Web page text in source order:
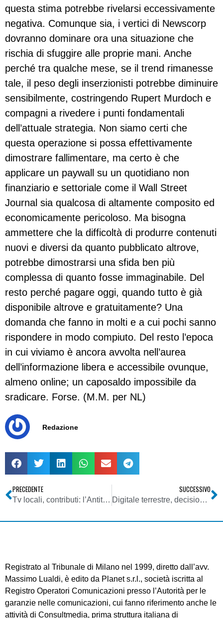
questa stima potrebbe rivelarsi eccessivamente
negativa. Comunque sia, i vertici di Newscorp
dovranno dominare ora una situazione che
rischia di sfuggire alle proprie mani. Anche
perché tra qualche mese, se il trend rimanesse
tale, il peso degli inserzionisti potrebbe diminuire
sensibilmente, costringendo Rupert Murdoch e
compagni a rivedere i punti fondamentali
dell’attuale strategia. Non siamo certi che
questa operazione si possa effettivamente
dimostrare fallimentare, ma certo è che
applicare un paywall su un quotidiano non
finanziario e settoriale come il Wall Street
Journal sia qualcosa di altamente composito ed
economicamente pericoloso. Ma bisogna
ammettere che la difficoltà di produrre contenuti
nuovi e diversi da quanto pubblicato altrove,
potrebbe dimostrarsi una sfida ben più
complessa di quanto fosse immaginabile. Del
resto perché pagare oggi, quando tutto è già
disponibile altrove e gratuitamente? Una
domanda che fanno in molti e a cui pochi sanno
rispondere in modo compiuto. Del resto l’epoca
in cui viviamo è ancora avvolta nell’aurea
dell’informazione libera e accessibile ovunque,
almeno online; un caposaldo impossibile da
sradicare. Forse. (M.M. per NL)
Redazione
PRECEDENTE
Tv locali, contributi: l’Antitrust invita governo e Parlamento a rivedere le modalità di attribuzione
SUCCESSIVO
Digitale terrestre, decisione UE su ingresso anticipato Sky: Mediaset ricorrerà alla CGE
Registrato al Tribunale di Milano nel 1999, diretto dall’avv.
Massimo Lualdi, è edito da Planet s.r.l., società iscritta al
Registro Operatori Comunicazioni presso l’Autorità per le
garanzie nelle comunicazioni, cui fanno riferimento anche le
attività di Consultmedia, prima struttura italiana di